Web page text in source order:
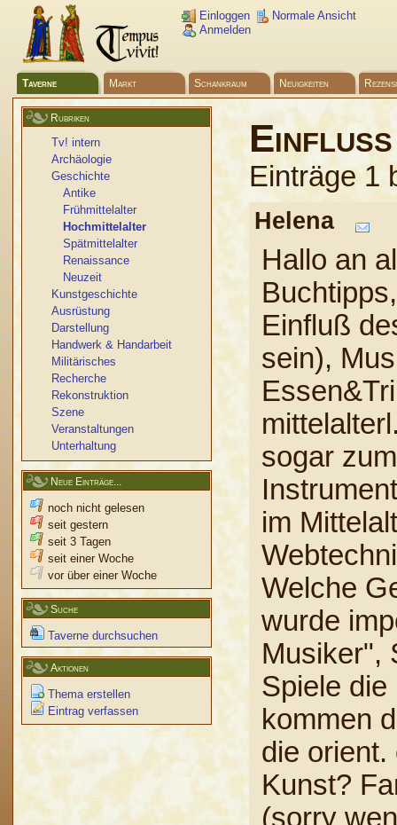
Einloggen
Anmelden
Normale Ansicht
Taverne Markt Schankraum Neuigkeiten
Rubriken
Tv! intern
Archäologie
Geschichte
Antike
Frühmittelalter
Hochmittelalter
Spätmittelalter
Renaissance
Neuzeit
Kunstgeschichte
Ausrüstung
Darstellung
Handwerk & Handarbeit
Militärisches
Recherche
Rekonstruktion
Szene
Veranstaltungen
Unterhaltung
Neue Einträge...
noch nicht gelesen
seit gestern
seit 3 Tagen
seit einer Woche
vor über einer Woche
Suche
Taverne durchsuchen
Aktionen
Thema erstellen
Eintrag verfassen
Einfluß
Einträge 1
Helena
Hallo an
Einfluß
sein),
sogar
im
Welche
wurde
Musiker",
Spiele die
kommen
die orient.
Kunst?
(sorry